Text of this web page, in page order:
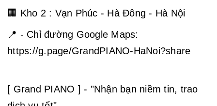
🏢 Kho 2 : Vạn Phúc - Hà Đông - Hà Nội
📍 - Chỉ đường Google Maps:
https://g.page/GrandPIANO-HaNoi?share
[ Grand PIANO ] - "Nhận bạn niềm tin, trao